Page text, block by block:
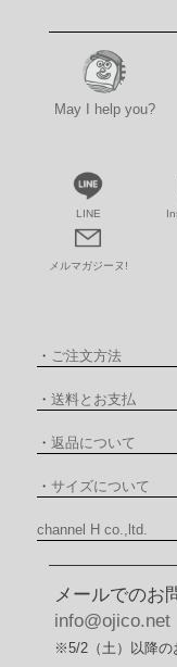
May I help you?
LINE
メルマガジーヌ!
・ ご注文方法
・ 送料とお支払
・ 返品について
・ サイズについて
channel H co.,ltd.
メールでのお
info@ojico.net
※5/2（土）以降の